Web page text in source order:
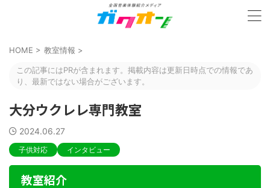
HOME > 教室情報 >
この記事にはPRが含まれます。掲載内容は更新日時点での情報であ
り、最新ではない場合がございます。
大分ウクレレ専門教室
2024.06.27
子供対応 インタビュー
教室紹介